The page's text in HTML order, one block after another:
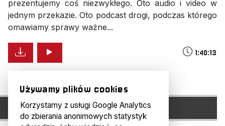
prezentujemy coś niezwykłego. Oto audio i video w
jednym przekazie. Oto podcast drogi, podczas którego
omawiamy sprawy ważne...
1:40:13
H#28: COMIC-CON
Używamy plików cookies
Korzystamy z usługi Google Analytics
do zbierania anonimowych statystyk